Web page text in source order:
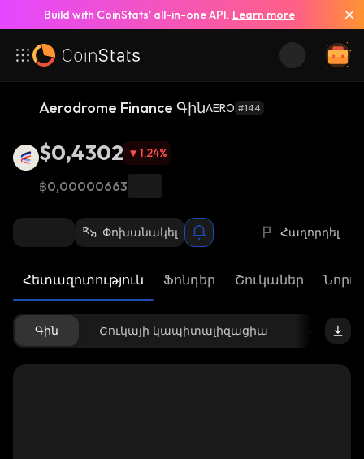
Build with CoinStats’ all-in-one API. Learn more
Aerodrome Finance ԳինAERO #144
$0,4302 1,24%
฿0,00000663
Փոխանակել Հաղորդել
Հետազոտություն Ֆոնդեր Շուկաներ
Գին Շուկայի կապիտալիզացիա